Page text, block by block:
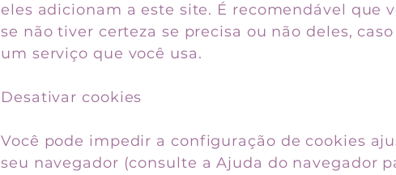
eles adicionam a este site. É recomendável que
se não tiver certeza se precisa ou não deles,
um serviço que você usa.
Desativar cookies
Você pode impedir a configuração de cookies
seu navegador (consulte a Ajuda do navegador